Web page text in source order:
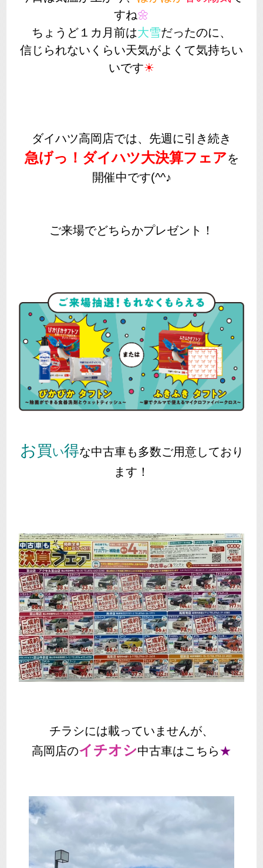
すね🌼
ちょうど１カ月前は大雪だったのに、
信じられないくらい天気がよくて気持ちい
いです☀
ダイハツ高岡店では、先週に引き続き
急げっ！ダイハツ大決算フェアを
開催中です(^^♪
ご来場でどちらかプレゼント！
お買い得な中古車も多数ご用意しており
ます！
チラシには載っていませんが、
高岡店のイチオシ中古車はこちら★